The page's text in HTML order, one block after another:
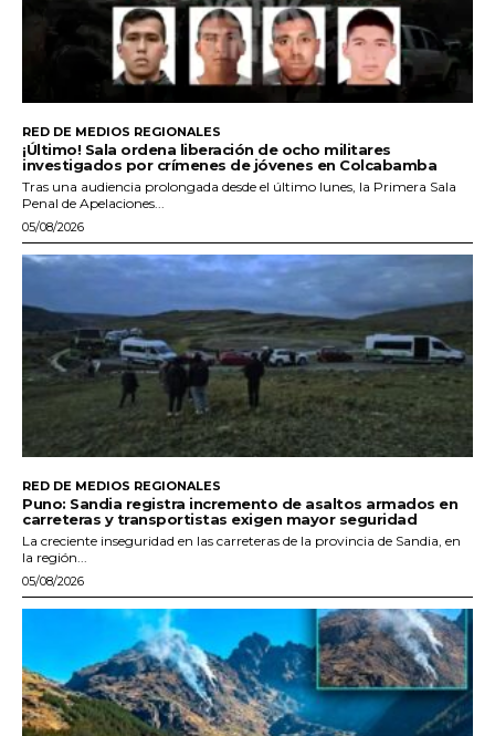
RED DE MEDIOS REGIONALES
¡Último! Sala ordena liberación de ocho militares
investigados por crímenes de jóvenes en Colcabamba
Tras una audiencia prolongada desde el último lunes, la Primera Sala
Penal de Apelaciones...
05/08/2026
RED DE MEDIOS REGIONALES
Puno: Sandia registra incremento de asaltos armados en
carreteras y transportistas exigen mayor seguridad
La creciente inseguridad en las carreteras de la provincia de Sandia, en
la región...
05/08/2026